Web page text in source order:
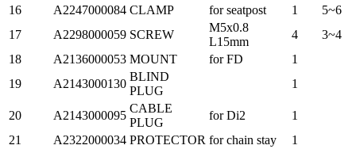
16
A2247000084 CLAMP for seatpost 1
5~6
17
A2298000059 SCREW
M5x0.8
L15mm
4
3~4
18
A2136000053 MOUNT for FD
1
19
A2143000130
BLIND
PLUG
1
20 A2143000095
CABLE
PLUG
for Di2
1
21
A2322000034 PROTECTOR for chain stay
1